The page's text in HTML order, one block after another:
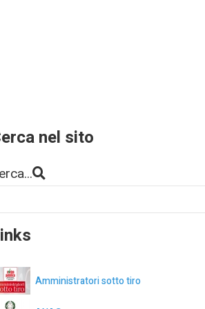
nel sito
Amministratori sotto tiro